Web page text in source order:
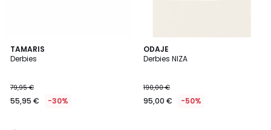
TAMARIS
Derbies
79,95 €
55,95 € -30%
5
/
ODAJE
Derbies NIZA
190,00 €
95,00 € -50%